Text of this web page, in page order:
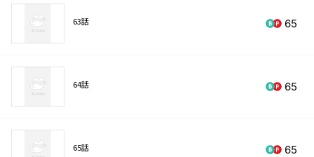
63話 65
64話 65
65話 65